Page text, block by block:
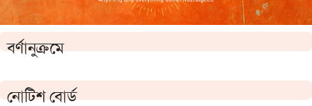
বর্ণানুক্রমে
নোটিশ বোর্ড